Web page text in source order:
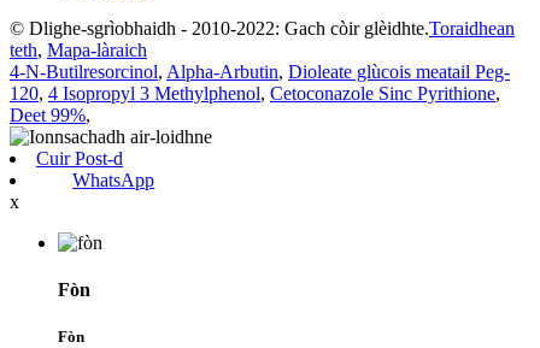
© Dlighe-sgrìobhaidh - 2010-2022: Gach còir glèidhte.Toraidhean
teth, Mapa-làraich
4-N-Butilresorcinol, Alpha-Arbutin, Dioleate glùcois meatail Peg-
120, 4 Isopropyl 3 Methylphenol, Cetoconazole Sinc Pyrithione,
Deet 99%,
Cuir Post-d
WhatsApp
x
Fòn
Fòn